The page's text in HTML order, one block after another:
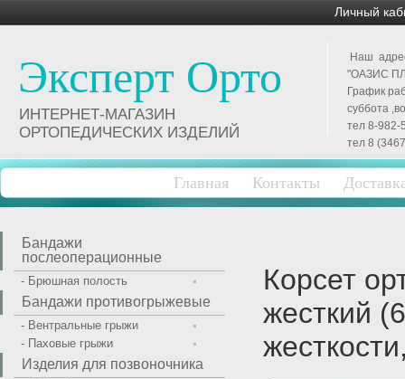
Эксперт Орто
ИНТЕРНЕТ-МАГАЗИН
ОРТОПЕДИЧЕСКИХ ИЗДЕЛИЙ
Наш
"ОАЗИС
График
суббота
тел 8-982-
тел 8
Личный
Главная Контакты
Корсет
жесткий
Бандажи
послеоперационные
- Брюшная полость
Бандажи противогрыжевые
- Вентральные грыжи
- Паховые грыжи
Изделия для позвоночника